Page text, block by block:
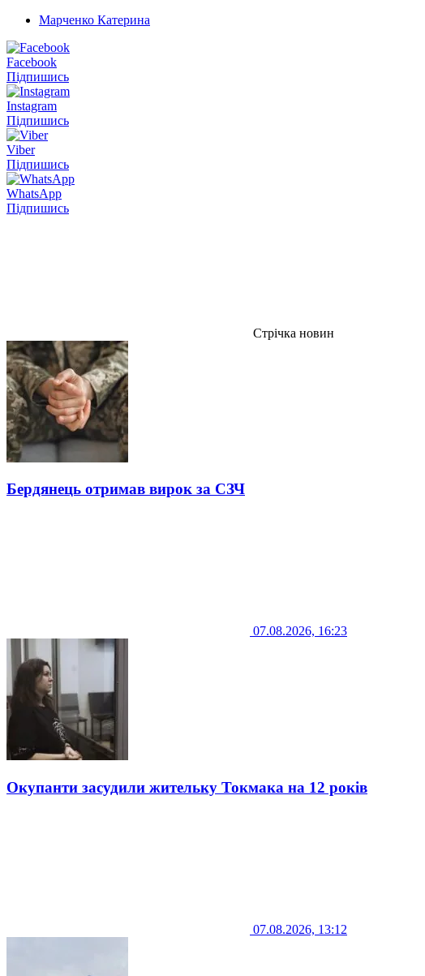
Марченко Катерина
Facebook
Підпишись
Instagram
Підпишись
Viber
Підпишись
WhatsApp
Підпишись
Стрічка новин
Бердянець отримав вирок за СЗЧ
07.08.2026, 16:23
Окупанти засудили жительку Токмака на 12 років
07.08.2026, 13:12